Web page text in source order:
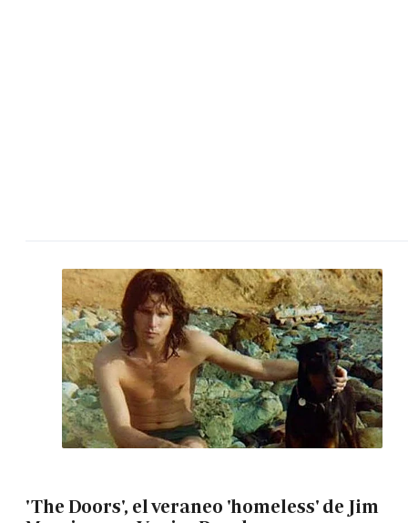
'The Doors', el veraneo 'homeless' de Jim